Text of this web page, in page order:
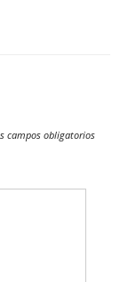
campos obligatorios